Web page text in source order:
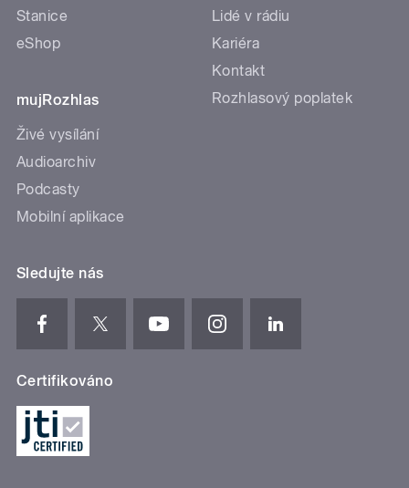
Stanice
eShop
mujRozhlas
Živé vysílání
Audioarchiv
Podcasty
Mobilní aplikace
Lidé v rádiu
Kariéra
Kontakt
Rozhlasový poplatek
Sledujte nás
Certifikováno